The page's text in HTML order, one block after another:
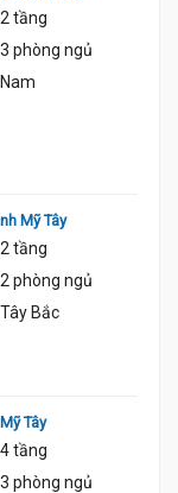
2 tầng
3 phòng ngủ
Nam
Mỹ Tây
2 tầng
2 phòng ngủ
Tây Bắc
Tây
4 tầng
3 phòng ngủ